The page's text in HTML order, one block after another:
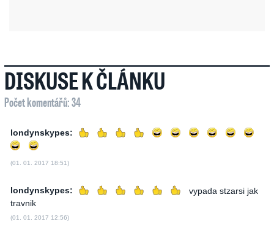
DISKUSE K ČLÁNKU
Počet komentářů: 34
londynskypes:
(01. 01. 2017 18:51)
londynskypes:
vypada stzarsi jak
travnik
(01. 01. 2017 12:56)